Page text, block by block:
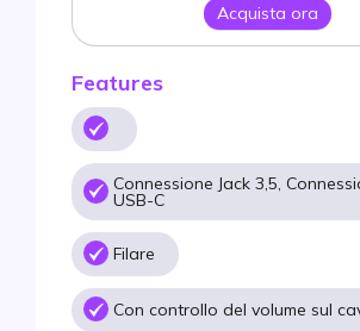
Features
Connessione Jack 3,5,
USB-C
Filare
Con controllo del volume sul
Acquista ora